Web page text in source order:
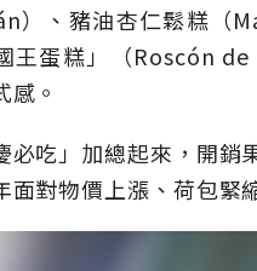
）、豬油杏仁鬆糕（
王蛋糕」（Roscón
感。
必吃」加總起來，開銷
面對物價上漲、荷包緊